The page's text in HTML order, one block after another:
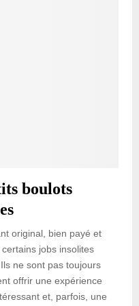
boulots
original, bien payé et
jobs insolites
ne sont pas toujours
offrir une expérience
et, parfois, une